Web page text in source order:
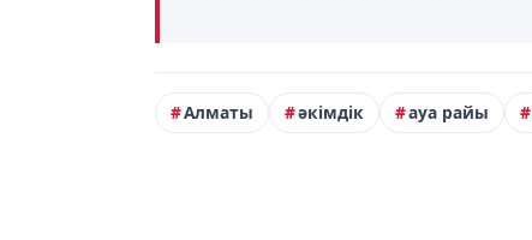
Алматы әкімдік ауа райы